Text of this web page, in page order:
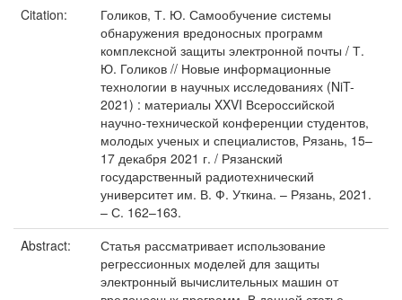
Citation:
Голиков, Т. Ю. Самообучение системы
обнаружения вредоносных программ
комплексной защиты электронной почты / Т.
Ю. Голиков // Новые информационные
технологии в научных исследованиях (NiT-
2021) : материалы XXVI Всероссийской
научно-технической конференции студентов,
молодых ученых и специалистов, Рязань, 15–
17 декабря 2021 г. / Рязанский
государственный радиотехнический
университет им. В. Ф. Уткина. – Рязань, 2021.
– С. 162–163.
Abstract:
Статья рассматривает использование
регрессионных моделей для защиты
электронный вычислительных машин от